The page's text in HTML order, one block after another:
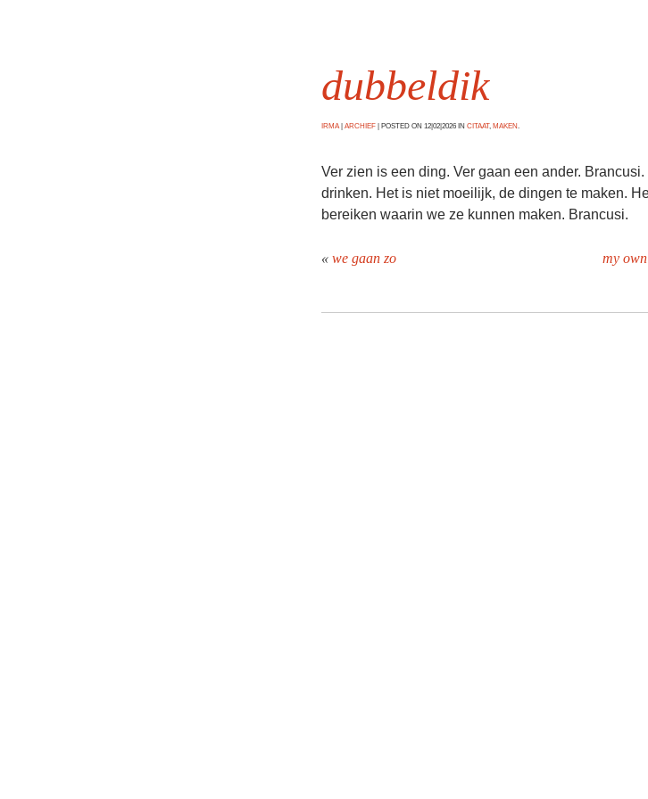
dubbeldik
IRMA ARCHIEF POSTED ON 12|02|2026 IN CITAAT, MAKEN
Ver zien is een ding. Ver gaan een ander.
drinken. Het is niet moeilijk, de dingen te maken.
bereiken waarin we ze kunnen maken. Brancusi.
« we gaan zo my